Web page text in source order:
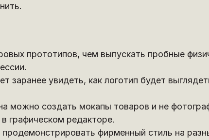
прототипов, чем выпускать пробные
увидеть, как логотип будет
можно создать мокапы товаров и не
графическом редакторе.
фирменный стиль на